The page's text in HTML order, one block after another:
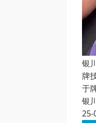
银
牌
于
银
25-